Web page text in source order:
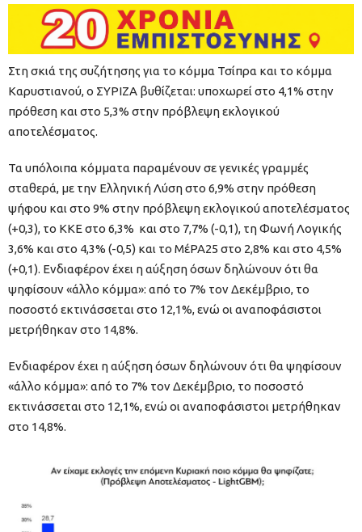
Στη σκιά της συζήτησης για το κόμμα Τσίπρα και το κόμμα
Καρυστιανού, ο ΣΥΡΙΖΑ βυθίζεται: υποχωρεί στο 4,1% στην
πρόθεση και στο 5,3% στην πρόβλεψη εκλογικού
αποτελέσματος.
Τα υπόλοιπα κόμματα παραμένουν σε γενικές γραμμές
σταθερά, με την Ελληνική Λύση στο 6,9% στην πρόθεση
ψήφου και στο 9% στην πρόβλεψη εκλογικού αποτελέσματος
(+0,3), το ΚΚΕ στο 6,3% και στο 7,7% (-0,1), τη Φωνή Λογικής
3,6% και στο 4,3% (-0,5) και το ΜέΡΑ25 στο 2,8% και στο 4,5%
(+0,1). Ενδιαφέρον έχει η αύξηση όσων δηλώνουν ότι θα
ψηφίσουν «άλλο κόμμα»: από το 7% τον Δεκέμβριο, το
ποσοστό εκτινάσσεται στο 12,1%, ενώ οι αναποφάσιστοι
μετρήθηκαν στο 14,8%.
Ενδιαφέρον έχει η αύξηση όσων δηλώνουν ότι θα ψηφίσουν
«άλλο κόμμα»: από το 7% τον Δεκέμβριο, το ποσοστό
εκτινάσσεται στο 12,1%, ενώ οι αναποφάσιστοι μετρήθηκαν
στο 14,8%.